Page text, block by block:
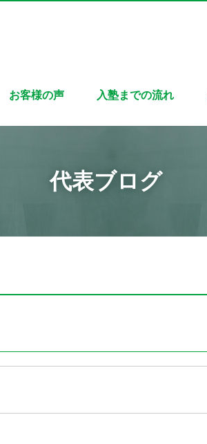
お客様の声 入塾までの流れ
代表ブログ